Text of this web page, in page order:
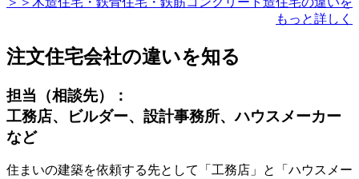
もっと詳しく
注文住宅会社の違いを知る
担当（相談先）：
工務店、ビルダー、設計事務所、ハウスメーカー
など
住まいの建築を依頼する先として「工務店」と「ハウスメー